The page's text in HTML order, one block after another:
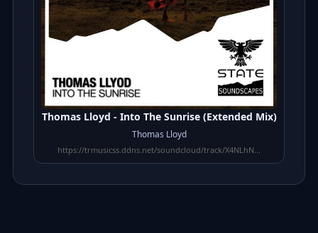
Thomas Lloyd - Into The Sunrise (Extended Mix)
Thomas Lloyd
https://trmusicss.ddns.net/soundcloud/track/X4NLhN...